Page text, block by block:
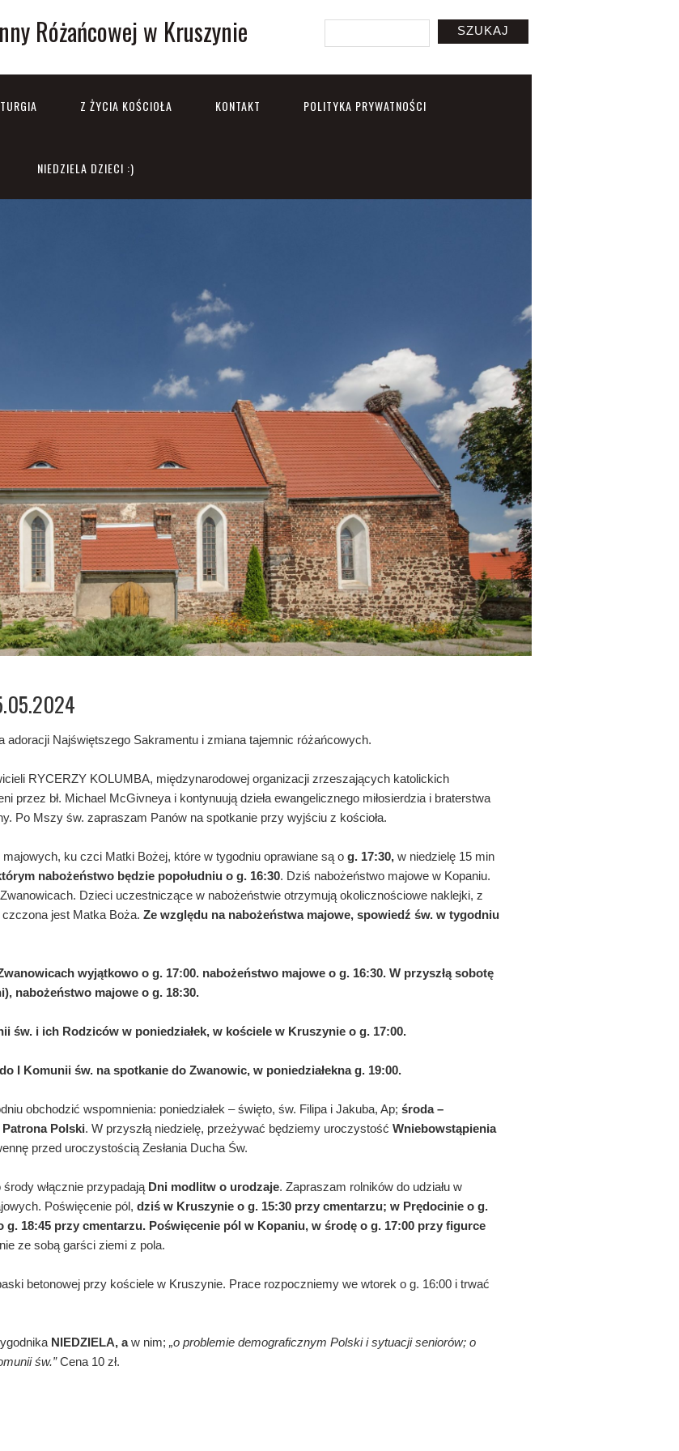
Różańcowej w Kruszynie SZUKAJ
Z ŻYCIA KOŚCIOŁA KONTAKT POLITYKA PRYWATNOŚCI
NIEDZIELA DZIECI :)
adoracji Najświętszego Sakramentu i zmiana tajemnic różańcowych.
RYCERZY KOLUMBA, międzynarodowej organizacji zrzeszających katolickich
przez bł. Michael McGivneya i kontynuują dzieła ewangelicznego miłosierdzia i braterstwa
Po Mszy św. zapraszam Panów na spotkanie przy wyjściu z kościoła.
ku czci Matki Bożej, które w tygodniu oprawiane są o g. 17:30, w niedzielę 15 min
nabożeństwo będzie popołudniu o g. 16:30. Dziś nabożeństwo majowe w Kopaniu.
Dzieci uczestniczące w nabożeństwie otrzymują okolicznościowe naklejki, z
jest Matka Boża. Ze względu na nabożeństwa majowe, spowiedź św. w tygodniu
wyjątkowo o g. 17:00. nabożeństwo majowe o g. 16:30. W przyszłą sobotę
nabożeństwo majowe o g. 18:30.
św. i ich Rodziców w poniedziałek, w kościele w Kruszynie o g. 17:00.
I Komunii św. na spotkanie do Zwanowic, w poniedziałekna g. 19:00.
obchodzić wspomnienia: poniedziałek – święto, św. Filipa i Jakuba, Ap; środa–
Patrona Polski. W przyszłą niedzielę, przeżywać będziemy uroczystość Wniebowstąpienia
przed uroczystością Zesłania Ducha Św.
włącznie przypadają Dni modlitw o urodzaje. Zapraszam rolników do udziału w
Poświęcenie pól, dziś w Kruszynie o g. 15:30 przy cmentarzu; w Prędocinie o g.
g. 18:45 przy cmentarzu. Poświęcenie pól w Kopaniu, w środę o g. 17:00 przy figurce
ze sobą garści ziemi z pola.
betonowej przy kościele w Kruszynie. Prace rozpoczniemy we wtorek o g. 16:00 i trwać
NIEDZIELA, aw nim; „o problemie demograficznym Polski i sytuacji seniorów; o
św.”Cena 10 zł.